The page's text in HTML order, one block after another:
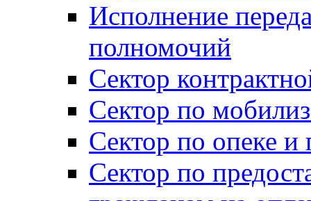
Исполнение
полномочий
Сектор
Сектор по
Сектор по опеке и
Сектор по